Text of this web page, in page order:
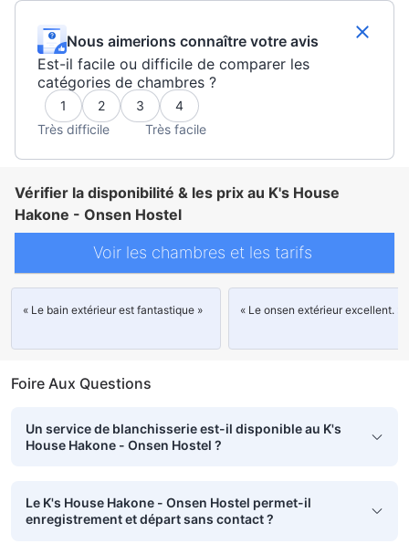
Nous aimerions connaître votre avis
Est-il facile ou difficile de comparer les
catégories de chambres ?
1 2 3
4
Très difficile
Très facile
Vérifier la disponibilité & les prix au K's House
Hakone - Onsen Hostel
Voir les chambres et les tarifs
« Le bain extérieur est fantastique » « Le onsen extérieur excellent. »
Foire Aux Questions
Un service de blanchisserie est-il disponible au K's
House Hakone - Onsen Hostel ?
Le K's House Hakone - Onsen Hostel permet-il
enregistrement et départ sans contact ?